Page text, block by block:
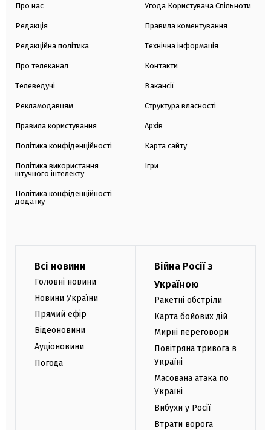
Про нас
Редакція
Редакційна політика
Про телеканал
Телеведучі
Рекламодавцям
Правила користування
Політика конфіденційності
Політика використання
штучного інтелекту
Політика конфіденційності
додатку
Угода Користувача Спільноти
Правила коментування
Технічна інформація
Контакти
Вакансії
Структура власності
Архів
Карта сайту
Ігри
Всі новини
Головні новини
Новини України
Прямий ефір
Відеоновини
Аудіоновини
Погода
Війна Росії з
Україною
Ракетні обстріли
Карта бойових дій
Мирні переговори
Повітряна тривога в
Україні
Масована атака по
Україні
Вибухи у Росії
Втрати ворога